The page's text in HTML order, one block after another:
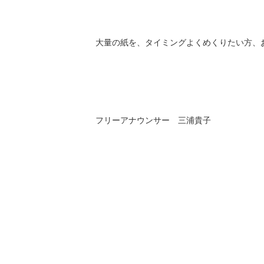
大量の紙を、タイミングよくめくりたい方、
フリーアナウンサー 三浦貴子